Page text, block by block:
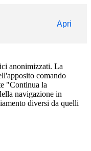
Apri
anonimizzati. La
comando
"Continua la
navigazione in
diversi da quelli